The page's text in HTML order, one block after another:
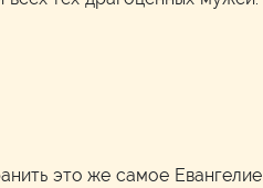
это же самое